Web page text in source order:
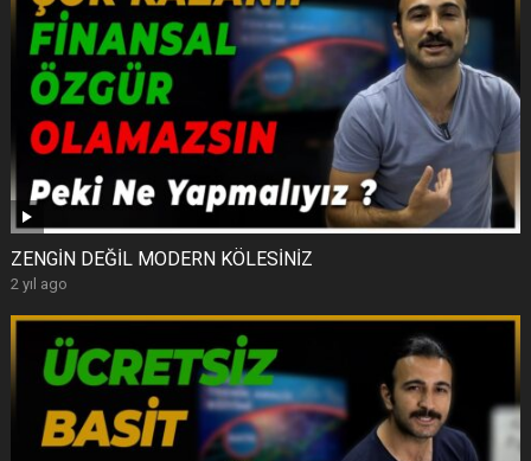
ZENGİN DEĞİL MODERN KÖLESİNİZ
2 yıl ago